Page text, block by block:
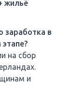
жильё
заработка в
на сбор
и